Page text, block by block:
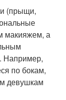
(прыщи,
макияжем, а
Например,
по бокам,
девушкам